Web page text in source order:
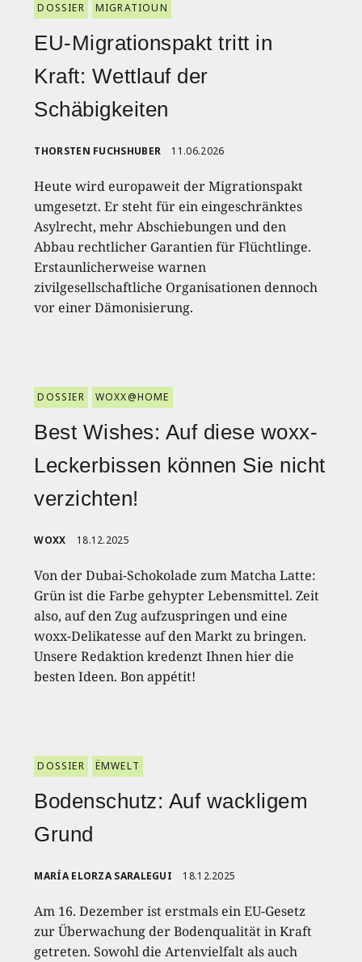
DOSSIER MIGRATIOUN
EU-Migrationspakt tritt in
Kraft: Wettlauf der
Schäbigkeiten
THORSTEN FUCHSHUBER 11.06.2026
Heute wird europaweit der Migrationspakt
umgesetzt. Er steht für ein eingeschränktes
Asylrecht, mehr Abschiebungen und den
Abbau rechtlicher Garantien für Flüchtlinge.
Erstaunlicherweise warnen
zivilgesellschaftliche Organisationen dennoch
vor einer Dämonisierung.
DOSSIER WOXX@HOME
Best Wishes: Auf diese woxx-
Leckerbissen können Sie nicht
verzichten!
WOXX 18.12.2025
Von der Dubai-Schokolade zum Matcha Latte:
Grün ist die Farbe gehypter Lebensmittel. Zeit
also, auf den Zug aufzuspringen und eine
woxx-Delikatesse auf den Markt zu bringen.
Unsere Redaktion kredenzt Ihnen hier die
besten Ideen. Bon appétit!
DOSSIER ËMWELT
Bodenschutz: Auf wackligem
Grund
MARÍA ELORZA SARALEGUI 18.12.2025
Am 16. Dezember ist erstmals ein EU-Gesetz
zur Überwachung der Bodenqualität in Kraft
getreten. Sowohl die Artenvielfalt als auch